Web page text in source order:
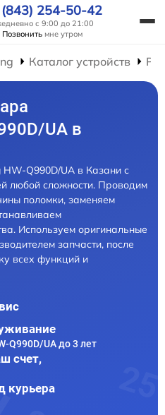
254-50-42
с 9:00 до 21:00
Позвонить мне утром
Каталог устройств
UA в
Q990D/UA в Казани с
любой сложности. Проводим
поломки, заменяем
Используем оригинальные
запчасти, после
всех функций и
Q990D/UA до 3 лет
счет,
курьера